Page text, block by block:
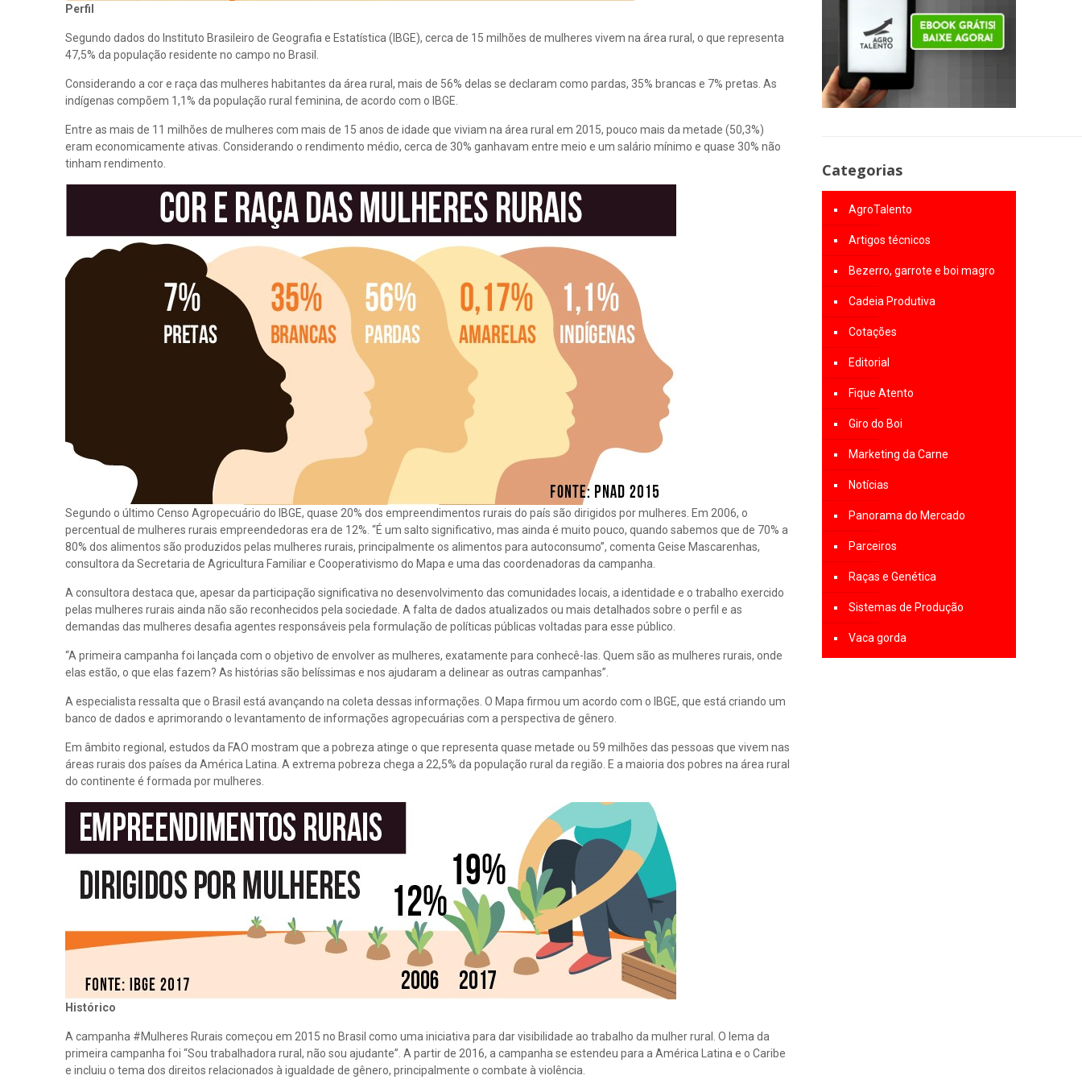
Perfil
Segundo dados do Instituto Brasileiro de Geografia e Estatística (IBGE), cerca de 15 milhões de mulheres vivem na área rural, o que representa
47,5% da população residente no campo no Brasil.
Considerando a cor e raça das mulheres habitantes da área rural, mais de 56% delas se declaram como pardas, 35% brancas e 7% pretas. As
indígenas compõem 1,1% da população rural feminina, de acordo com o IBGE.
Entre as mais de 11 milhões de mulheres com mais de 15 anos de idade que viviam na área rural em 2015, pouco mais da metade (50,3%)
eram economicamente ativas. Considerando o rendimento médio, cerca de 30% ganhavam entre meio e um salário mínimo e quase 30% não
tinham rendimento.
Segundo o último Censo Agropecuário do IBGE, quase 20% dos empreendimentos rurais do país são dirigidos por mulheres. Em 2006, o
percentual de mulheres rurais empreendedoras era de 12%. “É um salto significativo, mas ainda é muito pouco, quando sabemos que de 70% a
80% dos alimentos são produzidos pelas mulheres rurais, principalmente os alimentos para autoconsumo”, comenta Geise Mascarenhas,
consultora da Secretaria de Agricultura Familiar e Cooperativismo do Mapa e uma das coordenadoras da campanha.
A consultora destaca que, apesar da participação significativa no desenvolvimento das comunidades locais, a identidade e o trabalho exercido
pelas mulheres rurais ainda não são reconhecidos pela sociedade. A falta de dados atualizados ou mais detalhados sobre o perfil e as
demandas das mulheres desafia agentes responsáveis pela formulação de políticas públicas voltadas para esse público.
“A primeira campanha foi lançada com o objetivo de envolver as mulheres, exatamente para conhecê-las. Quem são as mulheres rurais, onde
elas estão, o que elas fazem? As histórias são belíssimas e nos ajudaram a delinear as outras campanhas”.
A especialista ressalta que o Brasil está avançando na coleta dessas informações. O Mapa firmou um acordo com o IBGE, que está criando um
banco de dados e aprimorando o levantamento de informações agropecuárias com a perspectiva de gênero.
Em âmbito regional, estudos da FAO mostram que a pobreza atinge o que representa quase metade ou 59 milhões das pessoas que vivem nas
áreas rurais dos países da América Latina. A extrema pobreza chega a 22,5% da população rural da região. E a maioria dos pobres na área rural
do continente é formada por mulheres.
Histórico
A campanha #Mulheres Rurais começou em 2015 no Brasil como uma iniciativa para dar visibilidade ao trabalho da mulher rural. O lema da
primeira campanha foi “Sou trabalhadora rural, não sou ajudante”. A partir de 2016, a campanha se estendeu para a América Latina e o Caribe
e incluiu o tema dos direitos relacionados à igualdade de gênero, principalmente o combate à violência.
Categorias
AgroTalento
Artigos técnicos
Bezerro, garrote e boi magro
Cadeia Produtiva
Cotações
Editorial
Fique Atento
Giro do Boi
Marketing da Carne
Notícias
Panorama do Mercado
Parceiros
Raças e Genética
Sistemas de Produção
Vaca gorda